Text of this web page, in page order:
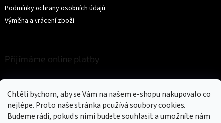
Chtěli bychom, aby se Vám na našem e-shopu nakupovalo co
nejlépe. Proto naše stránka používá soubory cookies.
Budeme rádi, pokud s nimi budete souhlasit a umožníte nám
Podmínky ochrany osobních údajů
Výměna a vrácení zboží
Přijímáme online platby